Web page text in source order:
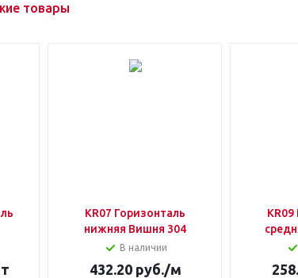
товары
KR07 Горизонталь
нижняя Вишня 304
В наличии
432.20руб./м